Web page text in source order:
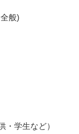
般)
学生など）